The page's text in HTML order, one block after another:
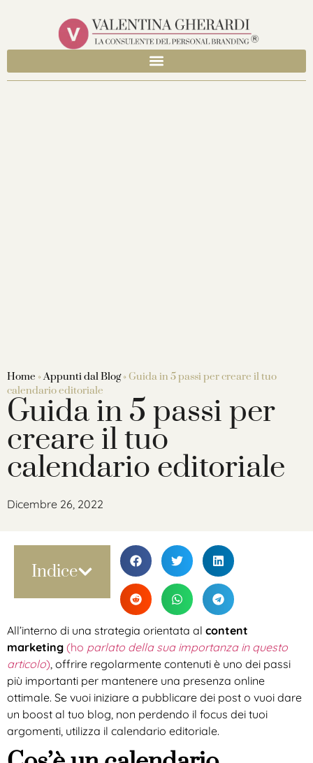
Home »Appunti dal Blog»Guida in 5 passi per creare il tuo
calendario editoriale
Guida in 5 passi per
creare il tuo
calendario editoriale
Dicembre 26, 2022
Indice
All’interno di una strategia orientata al content
marketing (ho parlato della sua importanza in questo
articolo) , offrire regolarmente contenuti è uno dei passi
più importanti per mantenere una presenza online
ottimale. Se vuoi iniziare a pubblicare dei post o vuoi dare
un boost al tuo blog, non perdendo il focus dei tuoi
argomenti, utilizza il calendario editoriale.